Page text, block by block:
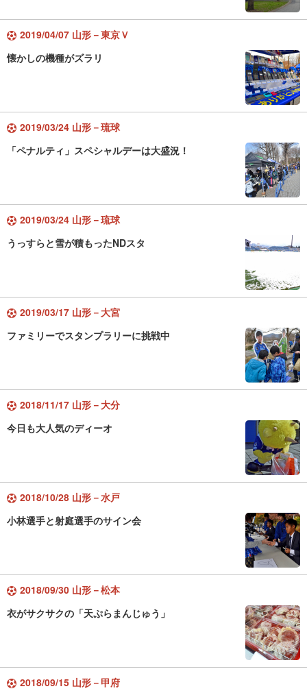
2019/04/07 山形－東京Ｖ
懐かしの機種がズラリ
2019/03/24 山形－琉球
「ペナルティ」スペシャルデーは大盛況！
2019/03/24 山形－琉球
うっすらと雪が積もったNDスタ
2019/03/17 山形－大宮
ファミリーでスタンプラリーに挑戦中
2018/11/17 山形－大分
今日も大人気のディーオ
2018/10/28 山形－水戸
小林選手と射庭選手のサイン会
2018/09/30 山形－松本
衣がサクサクの「天ぷらまんじゅう」
2018/09/15 山形－甲府